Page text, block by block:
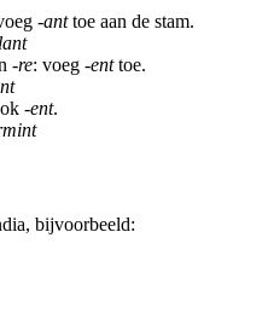
-anttoe aan de stam.
-re: voeg -enttoe.
-ent.
bijvoorbeeld: